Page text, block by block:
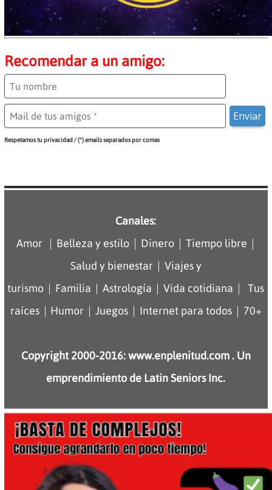
Recomendar a un amigo:
Respetamos tu privacidad / (*) emails separados por comas
Canales:
Amor
| Belleza y estilo| Dinero| Tiempo libre |
Salud y bienestar | Viajes y
turismo | Familia |Astrología |Vida cotidiana |Tus
raíces| Humor | Juegos| Internet para todos| 70+
Copyright 2000-2016: www.enplenitud.com . Un
emprendimiento de Latin Seniors Inc.